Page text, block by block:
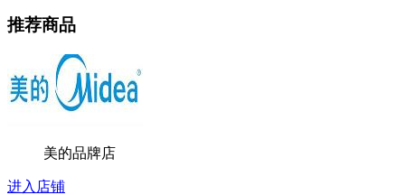
推荐商品
美的品牌店
进入店铺